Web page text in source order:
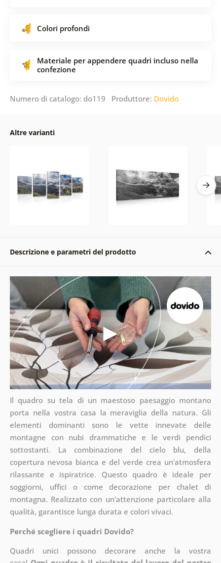
Colori profondi
Materiale per appendere quadri incluso nella
confezione
Numero di catalogo: do119 Produttore: Dovido
Altre varianti
Descrizione e parametri del prodotto
Il quadro su tela di un maestoso paesaggio montano
porta nella vostra casa la meraviglia della natura. Gli
elementi dominanti sono le vette innevate delle
montagne con nubi drammatiche e le verdi pendici
sottostanti. La combinazione del cielo blu, della
copertura nevosa bianca e del verde crea un'atmosfera
rilassante e ispiratrice. Questo quadro è ideale per
soggiorni, uffici o come decorazione per chalet di
montagna. Realizzato con un'attenzione particolare alla
qualità, garantisce lunga durata e colori vivaci.
Perché scegliere i quadri Dovido?
Quadri unici possono decorare anche la vostra